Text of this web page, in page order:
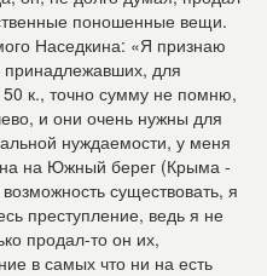
поношенные вещи.
Наседкина: «Я признаю
для
к., точно сумму не помню,
и они очень нужны для
нуждаемости, у меня
на Южный берег (Крыма -
существовать, я
преступление, ведь я не
продал-то он их,
в самых что ни на есть